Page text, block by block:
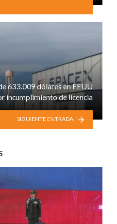
633.009 dólares en EEUU
incumplimiento de licencia
SIGUIENTE ENTRADA